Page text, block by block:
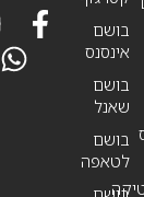
בושם
אינסנס
בושם
שאנל
בושם
לטאפה